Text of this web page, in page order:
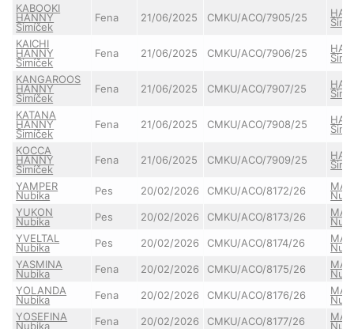
KABOOKI
HANNY
Šimíček
Fena 21/06/2025 CMKU/ACO/7905/25
KAICHI
HANNY
Šimíček
Fena 21/06/2025 CMKU/ACO/7906/25
KANGAROOS
HANNY
Šimíček
Fena 21/06/2025 CMKU/ACO/7907/25
KATANA
HANNY
Šimíček
Fena 21/06/2025 CMKU/ACO/7908/25
KOCCA
HANNY
Šimíček
Fena 21/06/2025 CMKU/ACO/7909/25
YAMPER
Nubika Pes 20/02/2026 CMKU/ACO/8172/26
YUKON
Nubika Pes 20/02/2026 CMKU/ACO/8173/26
YVELTAL
Nubika Pes 20/02/2026 CMKU/ACO/8174/26
YASMINA
Nubika Fena 20/02/2026 CMKU/ACO/8175/26
YOLANDA
Nubika Fena 20/02/2026 CMKU/ACO/8176/26
YOSEFINA
Nubika Fena 20/02/2026 CMKU/ACO/8177/26